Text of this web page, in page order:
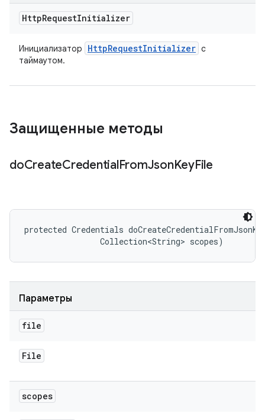
HttpRequestInitializer
Инициализатор HttpRequestInitializer с
таймаутом.
Защищенные методы
doCreateCredentialFromJsonKeyFile
protected Credentials
                Collection<String> scopes)
Параметры
file
File
scopes